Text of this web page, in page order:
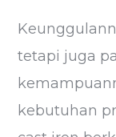
tetapi juga
kebutuhan